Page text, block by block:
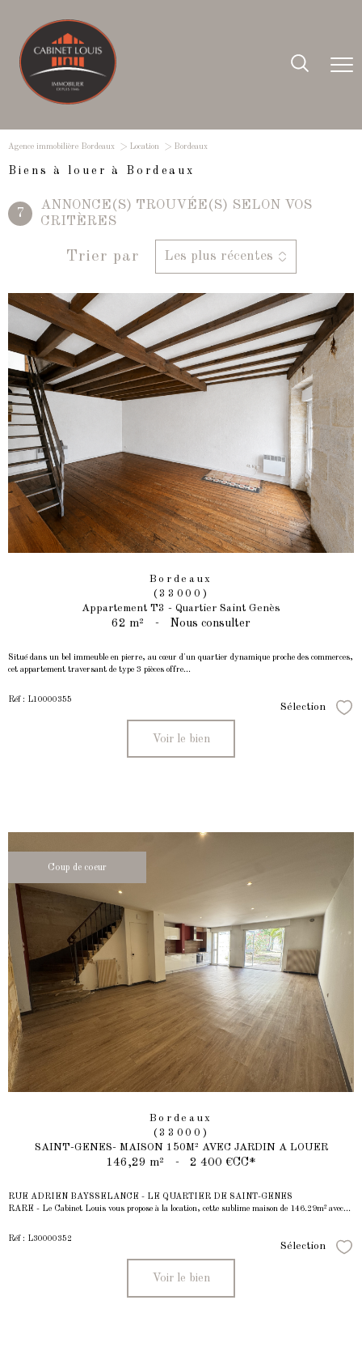
Agence immobilière Bordeaux Location Bordeaux
Biens à louer à Bordeaux
7
ANNONCE(S) TROUVÉE(S) SELON VOS
CRITÈRES
Trier par Les plus récentes
Bordeaux
(33000)
Appartement T3 - Quartier Saint Genès
62 m² - Nous consulter
Situé dans un bel immeuble en pierre, au cœur d'un quartier dynamique proche des commerces,
cet appartement traversant de type 3 pièces offre...
Réf : L10000355
Sélection
Voir le bien
Coup de coeur
Bordeaux
(33000)
SAINT-GENES- MAISON 150M² AVEC JARDIN A LOUER
146,29 m² - 2 400 €CC*
RUE ADRIEN BAYSSELANCE - LE QUARTIER DE SAINT-GENES
RARE - Le Cabinet Louis vous propose à la location, cette sublime maison de 146.29m² avec...
Réf : L30000352
Sélection
Voir le bien